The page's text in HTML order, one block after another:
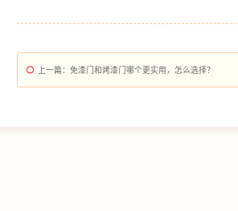
上一篇：免漆门和烤漆门哪个更实用，怎么选择？